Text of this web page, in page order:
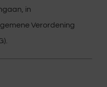
in
Verordening